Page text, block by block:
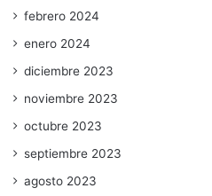
febrero 2024
enero 2024
diciembre 2023
noviembre 2023
octubre 2023
septiembre 2023
agosto 2023